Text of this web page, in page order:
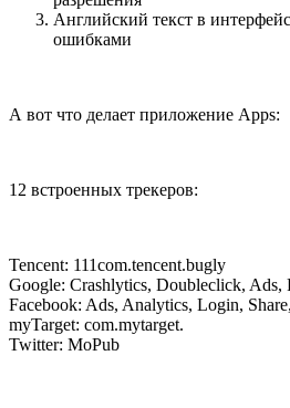
Английский текст в
ошибками
А вот что делает приложение Apps:
12 встроенных трекеров:
Tencent: 111com.tencent.bugly
Google: Crashlytics, Doubleclick, Ads,
Facebook: Ads, Analytics, Login,
myTarget: com.mytarget.
Twitter: MoPub